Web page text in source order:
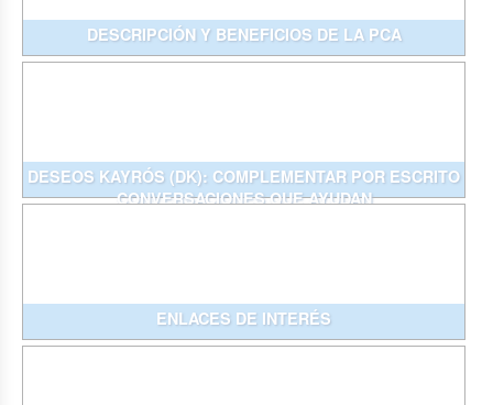
DESCRIPCIÓN Y BENEFICIOS DE LA PCA
DESEOS KAYRÓS (DK): COMPLEMENTAR POR ESCRITO
CONVERSACIONES QUE AYUDAN
ENLACES DE INTERÉS